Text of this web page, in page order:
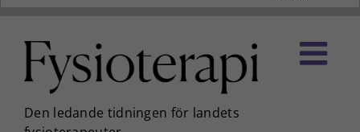
innehållet